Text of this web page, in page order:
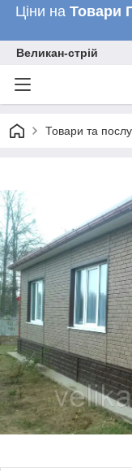
Ціни на Товари
Великан-стрій
Товари та